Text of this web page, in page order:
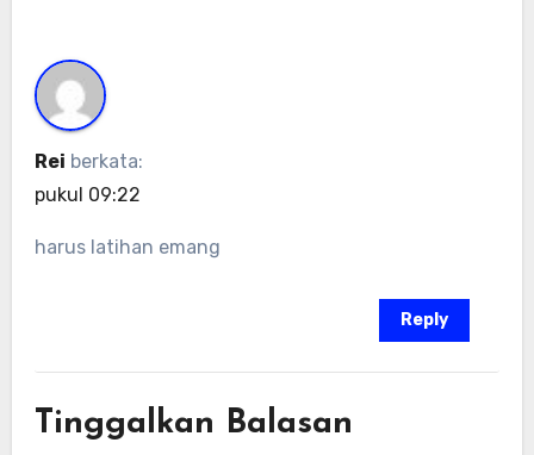
Rei berkata:
pukul 09:22
harus latihan emang
Reply
Tinggalkan Balasan